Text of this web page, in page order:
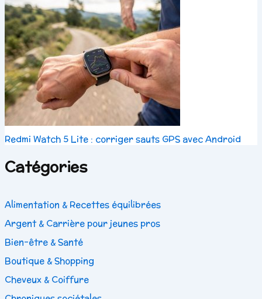
Redmi Watch 5 Lite : corriger sauts GPS avec Android
Catégories
Alimentation & Recettes équilibrées
Argent & Carrière pour jeunes pros
Bien-être & Santé
Boutique & Shopping
Cheveux & Coiffure